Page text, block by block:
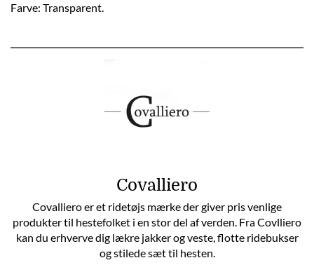
Farve: Transparent.
Covalliero
Covalliero er et ridetøjs mærke der giver pris venlige
produkter til hestefolket i en stor del af verden. Fra Covlliero
kan du erhverve dig lækre jakker og veste, flotte ridebukser
og stilede sæt til hesten.